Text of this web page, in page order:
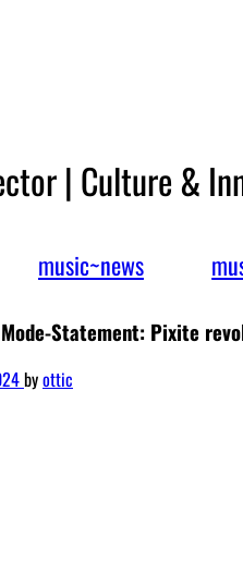
| Culture &
music~news
Statement: Pixite
byottic